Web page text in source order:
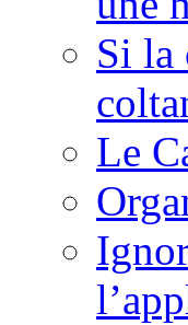
Si la
Le